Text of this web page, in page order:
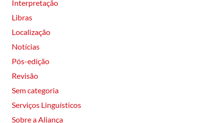
Interpretação
Libras
Localização
Notícias
Pós-edição
Revisão
Sem categoria
Serviços Linguísticos
Sobre a Aliança